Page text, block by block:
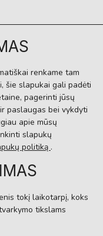
renkame tam
šie slapukai gali padėti
pagerinti jūsų
paslaugas bei vykdyti
apie mūsų
slapukų
politiką .
tokį laikotarpį, koks
tikslams